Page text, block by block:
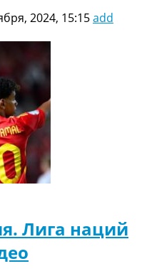
2024, 15:15add
Лига наций